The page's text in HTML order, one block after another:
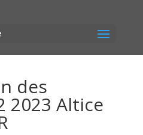
des
2023 Altice